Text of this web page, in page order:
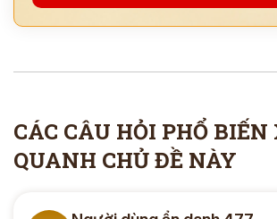
CÁC CÂU HỎI PHỔ BIẾN
QUANH CHỦ ĐỀ NÀY
THĂM KHÁM
CÙNG CHUYÊN GIA Y HỌC CỔ TRUYỀN